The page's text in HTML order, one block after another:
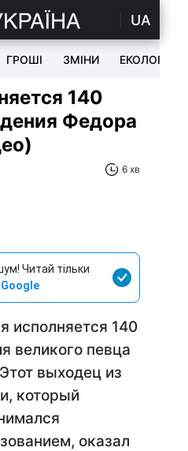
UA
ГРОШІ ЗМІНИ ЕКОЛОГІЯ
140
Федора
6 хв
Читай тільки
Google
исполняется 140
великого певца
выходец из
который
оказал